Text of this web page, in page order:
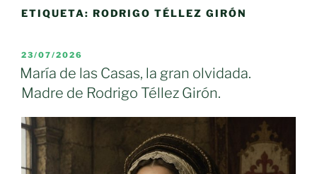
ETIQUETA: RODRIGO TÉLLEZ GIRÓN
PUBLICADO
EL
23/07/2026
María de las Casas, la gran olvidada.
Madre de Rodrigo Téllez Girón.